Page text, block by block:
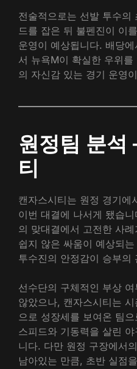
전술적으로는 선발 투수의
드를 잡은 뒤 불펜진이 이
운영이 예상됩니다. 배당
서 뉴욕M이 확실한 우위
의 자신감 있는 경기 운영
원정팀 분
티
캔자스시티는 원정 경기에
이번 대결에 나서게 됐습
의 맞대결에서 고전한 사
쉽지 않은 싸움이 예상되
투수진의 안정감이 승부의
선수단의 구체적인 부상
않았으나, 캔자스시티는
으로 성장세를 보여온 팀
스피드와 기동력을 살린
니다. 다만 원정 구장에서
남아있는 만큼, 초반 실점